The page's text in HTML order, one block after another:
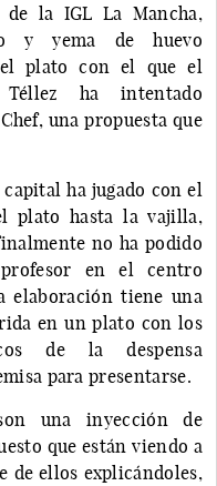
de la IGL La Mancha,
y yema de huevo
el plato con el que el
ha intentado
una propuesta que
ha jugado con el
plato hasta la vajilla,
no ha podido
en el centro
elaboración tiene una
en un plato con los
de la despensa
para presentarse.
una inyección de
que están viendo a
de ellos explicándoles,